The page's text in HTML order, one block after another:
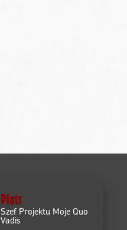
Piotr
Szef Projektu Moje Quo
Vadis